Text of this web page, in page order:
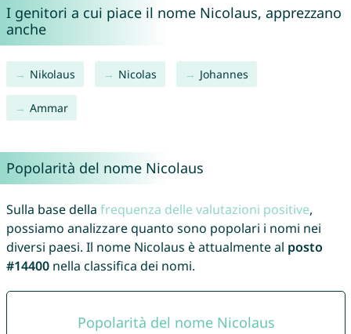
I genitori a cui piace il nome Nicolaus, apprezzano
anche
Nikolaus Nicolas Johannes
Ammar
Popolarità del nome Nicolaus
Sulla base della frequenza delle valutazioni positive,
possiamo analizzare quanto sono popolari i nomi nei
diversi paesi. Il nome Nicolaus è attualmente al posto
#14400nella classifica dei nomi.